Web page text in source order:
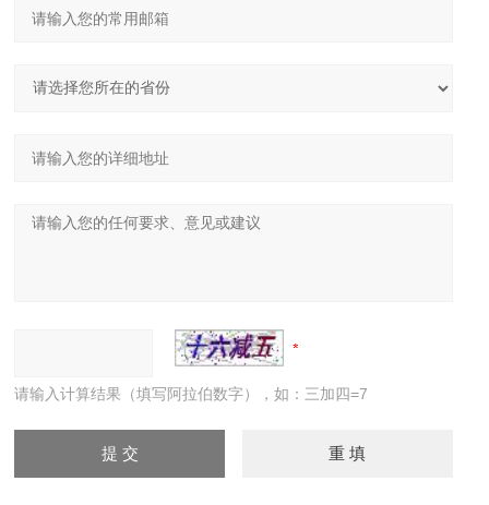
请输入计算结果（填写阿拉伯数字），如：三加四=7